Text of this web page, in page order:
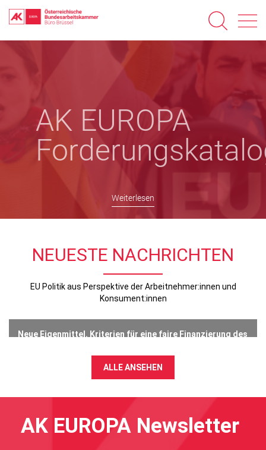
AK EUROPA
Weiterlesen
NEUESTE NACHRICHTEN
EU Politik aus Perspektive der Arbeitnehmer:innen und
Konsument:innen
Neue Eigenmittel. Kriterien für eine faire Finanzierung des
ALLE ANSEHEN
AK EUROPA Newsletter